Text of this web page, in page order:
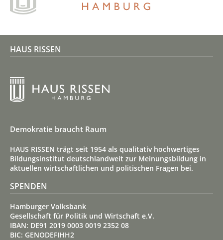
HAUS RISSEN
Demokratie braucht Raum
HAUS RISSEN trägt seit 1954 als qualitativ hoch­wertiges
Bildungs­institut deutsch­land­weit zur Meinungs­bildung in
aktuellen wirt­schaft­lichen und politischen Fragen bei.
SPENDEN
Hamburger Volksbank
Gesellschaft für Politik und Wirtschaft e.V.
IBAN: DE91 2019 0003 0019 2352 08
BIC: GENODEFIHH2